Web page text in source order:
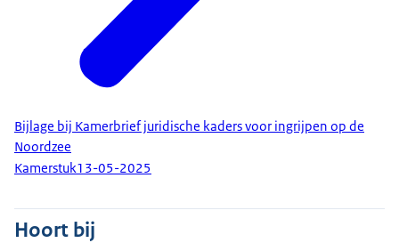
Bijlage bij Kamerbrief juridische kaders voor ingrijpen op de
Noordzee
Kamerstuk13-05-2025
Hoort bij